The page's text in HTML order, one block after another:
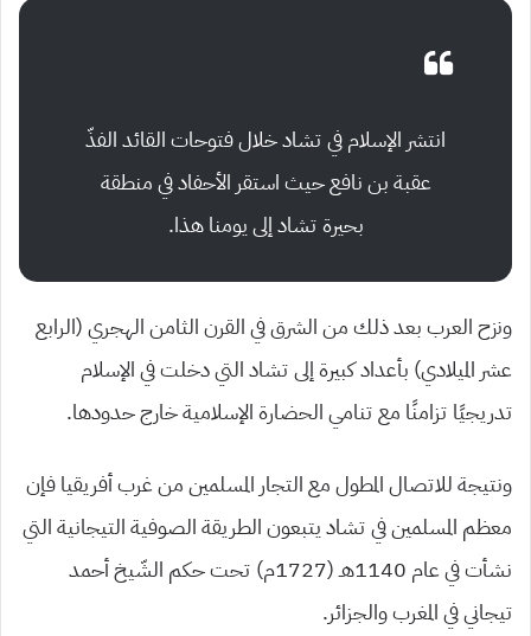
انتشر الإسلام في تشاد خلال فتوحات القائد الفذّ
عقبة بن نافع حيث استقر الأحفاد في منطقة
بحيرة تشاد إلى يومنا هذا.
ونزح العرب بعد ذلك من الشرق في القرن الثامن الهجري (الرابع
عشر الميلادي) بأعداد كبيرة إلى تشاد التي دخلت في الإسلام
تدريجيًا تزامنًا مع تنامي الحضارة الإسلامية خارج حدودها.
ونتيجة للاتصال المطول مع التجار المسلمين من غرب أفريقيا فإن
معظم المسلمين في تشاد يتبعون الطريقة الصوفية التيجانية التي
نشأت في عام 1140هـ (1727م) تحت حكم الشّيخ أحمد
تيجاني في المغرب والجزائر.